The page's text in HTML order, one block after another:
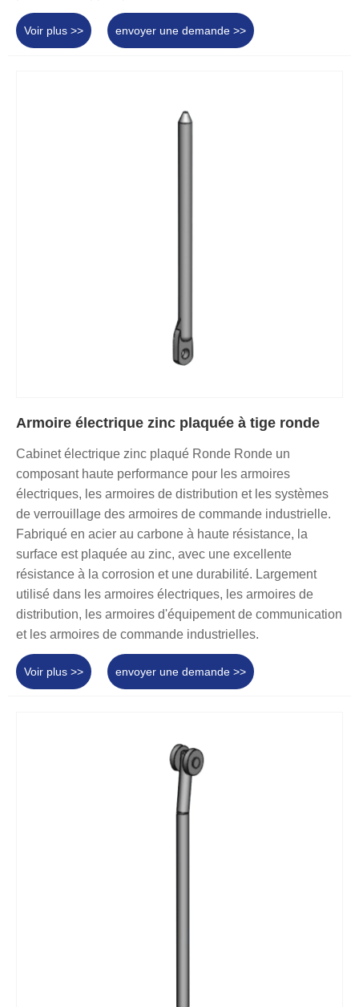
Voir plus >> envoyer une demande >>
Armoire électrique zinc plaquée à tige ronde
Cabinet électrique zinc plaqué Ronde Ronde un
composant haute performance pour les armoires
électriques, les armoires de distribution et les systèmes
de verrouillage des armoires de commande industrielle.
Fabriqué en acier au carbone à haute résistance, la
surface est plaquée au zinc, avec une excellente
résistance à la corrosion et une durabilité. Largement
utilisé dans les armoires électriques, les armoires de
distribution, les armoires d'équipement de communication
et les armoires de commande industrielles.
Voir plus >> envoyer une demande >>